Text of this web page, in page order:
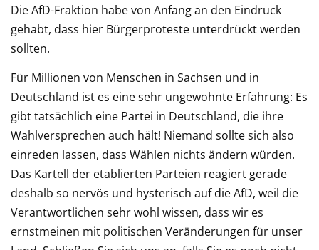
Die AfD-Fraktion habe von Anfang an den Eindruck
gehabt, dass hier Bürgerproteste unterdrückt werden
sollten.
Für Millionen von Menschen in Sachsen und in
Deutschland ist es eine sehr ungewohnte Erfahrung: Es
gibt tatsächlich eine Partei in Deutschland, die ihre
Wahlversprechen auch hält! Niemand sollte sich also
einreden lassen, dass Wählen nichts ändern würden.
Das Kartell der etablierten Parteien reagiert gerade
deshalb so nervös und hysterisch auf die AfD, weil die
Verantwortlichen sehr wohl wissen, dass wir es
ernstmeinen mit politischen Veränderungen für unser